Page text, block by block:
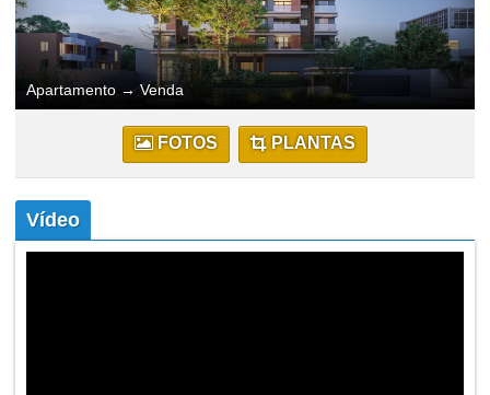
Apartamento → Venda
FOTOS PLANTAS
Vídeo